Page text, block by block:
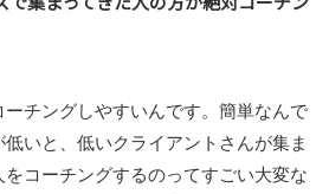
チングしやすいんです。簡単なんで
いと、低いクライアントさんが集ま
コーチングするのってすごい大変な